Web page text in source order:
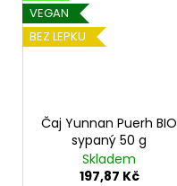
VEGAN
BEZ LEPKU
Čaj Yunnan Puerh BIO
sypaný 50 g
Skladem
197,87 Kč